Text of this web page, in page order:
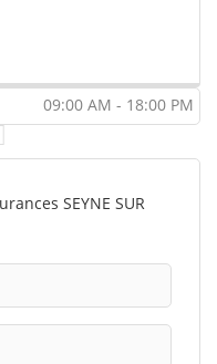
09:00 AM - 18:00 PM
SEYNE SUR